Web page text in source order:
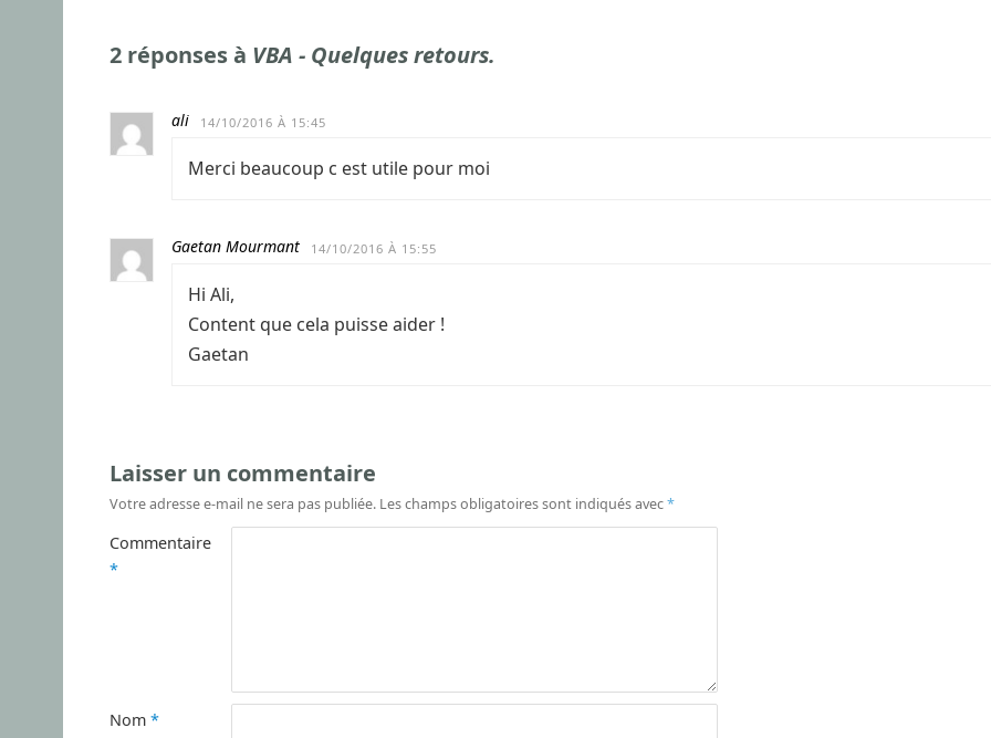
2 réponses à VBA - Quelques retours.
ali 14/10/2016 À 15:45
Merci beaucoup c est utile pour moi
Gaetan Mourmant 14/10/2016 À 15:55
Hi Ali,
Content que cela puisse aider !
Gaetan
Laisser un commentaire
Votre adresse e-mail ne sera pas publiée. Les champs obligatoires sont indiqués avec*
Commentaire
*
Nom *